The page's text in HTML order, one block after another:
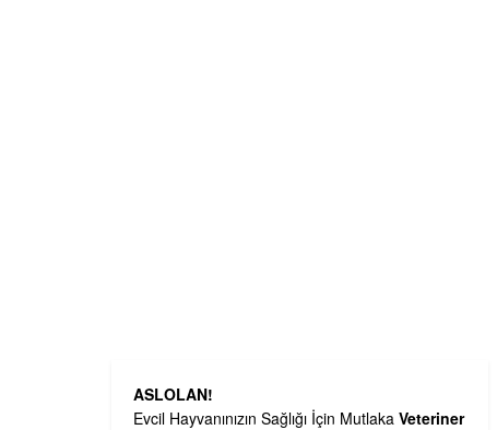
ASLOLAN!
Evcil Hayvanınızın Sağlığı İçin Mutlaka Veteriner